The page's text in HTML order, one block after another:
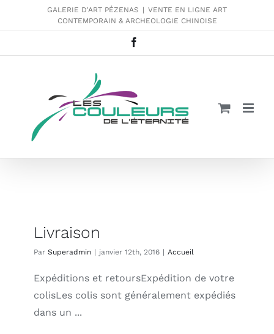
GALERIE D'ART PÉZENAS | VENTE EN LIGNE ART
CONTEMPORAIN & ARCHEOLOGIE CHINOISE
Livraison
Par Superadmin | janvier 12th, 2016 | Accueil
Expéditions et retoursExpédition de votre
colisLes colis sont généralement expédiés
dans un ...